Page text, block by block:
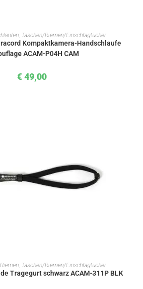
IN DEN WARENKORB
, Taschen/Riemen/Einschlagtücher
Kompaktkamera-Handschlaufe
ACAM-P04H CAM
€ 49,00
IN DEN WARENKORB
, Taschen/Riemen/Einschlagtücher
Tragegurt schwarz ACAM-311P BLK